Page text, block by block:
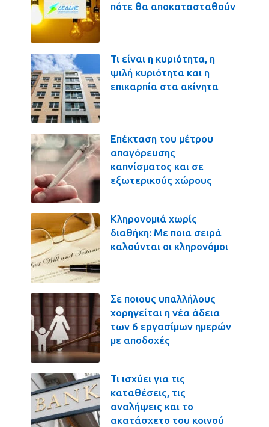
πότε θα αποκατασταθούν
Τι είναι η κυριότητα, η
ψιλή κυριότητα και η
επικαρπία στα ακίνητα
Επέκταση του μέτρου
απαγόρευσης
καπνίσματος και σε
εξωτερικούς χώρους
Κληρονομιά χωρίς
διαθήκη: Με ποια σειρά
καλούνται οι κληρονόμοι
Σε ποιους υπαλλήλους
χορηγείται η νέα άδεια
των 6 εργασίμων ημερών
με αποδοχές
Τι ισχύει για τις
καταθέσεις, τις
αναλήψεις και το
ακατάσχετο του κοινού